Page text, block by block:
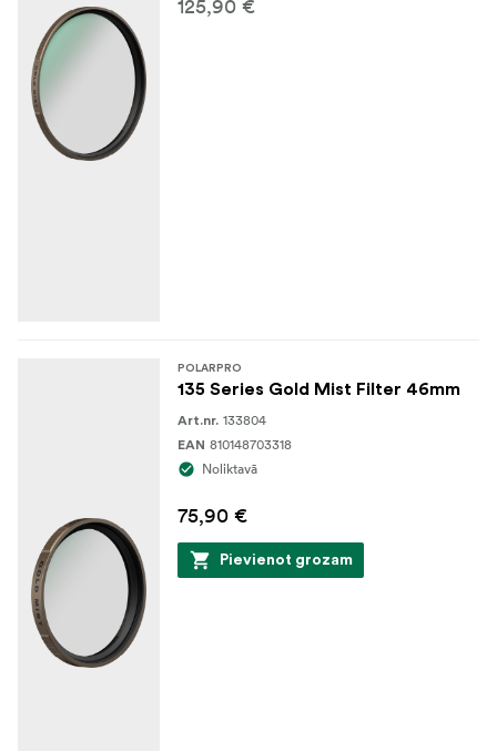
125,90 €
POLARPRO
135 Series Gold Mist Filter 46mm
Art.nr. 133804
EAN 810148703318
Noliktavā
75,90 €
Pievienot grozam